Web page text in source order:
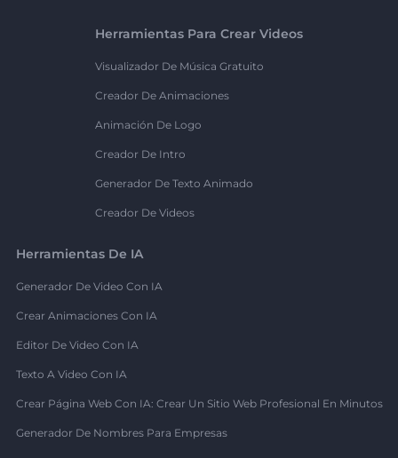
Herramientas Para Crear Videos
Visualizador De Música Gratuito
Creador De Animaciones
Animación De Logo
Creador De Intro
Generador De Texto Animado
Creador De Videos
Herramientas De IA
Generador De Video Con IA
Crear Animaciones Con IA
Editor De Video Con IA
Texto A Video Con IA
Crear Página Web Con IA: Crear Un Sitio Web Profesional En Minutos
Generador De Nombres Para Empresas